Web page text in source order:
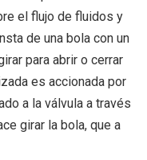
el flujo de fluidos y
de una bola con un
para abrir o cerrar
es accionada por
a la válvula a través
girar la bola, que a